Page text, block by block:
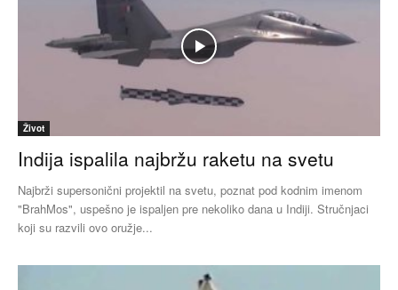
Život
Indija ispalila najbržu raketu na svetu
Najbrži supersonični projektil na svetu, poznat pod kodnim imenom
"BrahMos", uspešno je ispaljen pre nekoliko dana u Indiji. Stručnjaci
koji su razvili ovo oružje...